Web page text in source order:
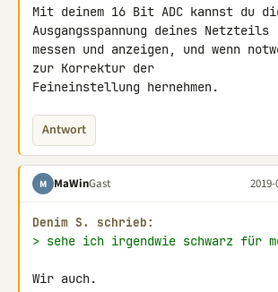
Mit deinem 16 Bit ADC kannst du
Ausgangsspannung deines Netzteils
messen und anzeigen, und wenn
zur Korrektur der
Feineinstellung hernehmen.
Antwort
M MaWinGast
Denim S. schrieb:
> sehe ich irgendwie schwarz für
Wir auch.